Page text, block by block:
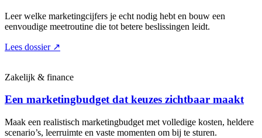
Leer welke marketingcijfers je echt nodig hebt en bouw een
eenvoudige meetroutine die tot betere beslissingen leidt.
Lees dossier ↗
Zakelijk & finance
Een marketingbudget dat keuzes zichtbaar maakt
Maak een realistisch marketingbudget met volledige kosten, heldere
scenario’s, leerruimte en vaste momenten om bij te sturen.